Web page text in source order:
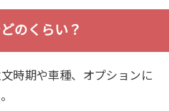
のくらい？
時期や車種、オプションに